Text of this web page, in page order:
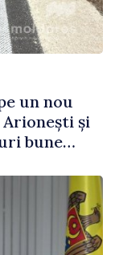
un nou
și
bune